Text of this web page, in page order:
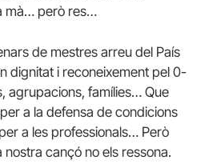
mà… però res…
de mestres arreu del País
dignitat i reconeixement pel 0-
agrupacions, famílies… Que
a la defensa de condicions
a les professionals… Però
cançó no els ressona.